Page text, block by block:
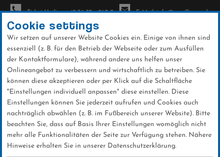
Direkt
zum
Inhalt
Ticket-Hotline: +49 56 32 - 960-0 E-Mail: info@sc-willingen.de
News
Cookie settings
Wir setzen auf unserer Website Cookies ein. Einige von ihnen sind
essenziell (z. B. für den Betrieb der Webseite oder zum Ausfüllen
der Kontaktformulare), während andere uns helfen unser
Onlineangebot zu verbessern und wirtschaftlich zu betreiben. Sie
können diese akzeptieren oder per Klick auf die Schaltfläche
"Einstellungen individuell anpassen" diese einstellen. Diese
Einstellungen können Sie jederzeit aufrufen und Cookies auch
nachträglich abwählen (z. B. im Fußbereich unserer Website). Bitte
beachten Sie, dass auf Basis Ihrer Einstellungen womöglich nicht
mehr alle Funktionalitäten der Seite zur Verfügung stehen. Nähere
Hinweise erhalten Sie in unserer Datenschutzerklärung.